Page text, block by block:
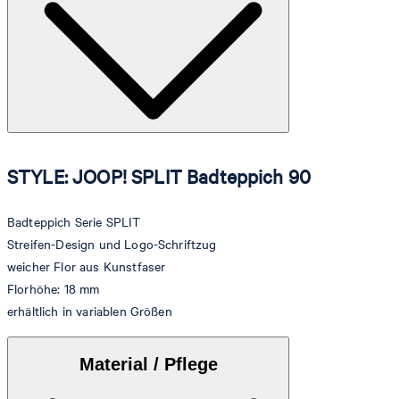
STYLE: JOOP! SPLIT Badteppich 90
Badteppich Serie SPLIT
Streifen-Design und Logo-Schriftzug
weicher Flor aus Kunstfaser
Florhöhe: 18 mm
erhältlich in variablen Größen
Material / Pflege